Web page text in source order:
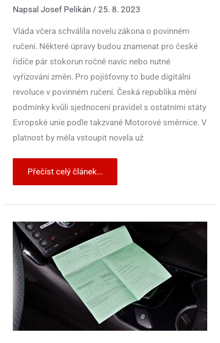
NapsalJosef Pelikán/25. 8. 2023
Vláda včera schválila novelu zákona o povinném
ručení. Některé úpravy budou znamenat pro české
řidiče pár stokorun ročně navíc nebo nutné
vyřizování změn. Pro pojišťovny to bude digitální
revoluce v povinném ručení. Česká republika mění
podmínky kvůli sjednocení pravidel s ostatními státy
Evropské unie podle takzvané Motorové směrnice. V
platnost by měla vstoupit novela už
Přečíst celý článek...
Vláda
schválila
změny
v
povinném
ručení.
Přinesou
konec
i